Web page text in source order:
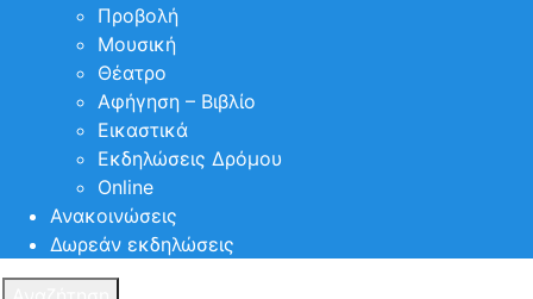
Προβολή
Μουσική
Θέατρο
Αφήγηση – Βιβλίο
Εικαστικά
Εκδηλώσεις Δρόμου
Online
Ανακοινώσεις
Δωρεάν εκδηλώσεις